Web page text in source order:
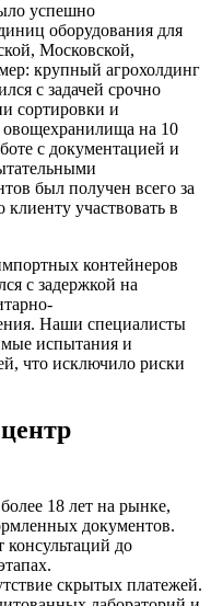
успешно
оборудования для
Московской,
крупный агрохолдинг
с задачей срочно
сортировки и
на 10
с документацией и
был получен всего за
участвовать в
контейнеров
с задержкой на
Наши специалисты
испытания и
что исключило риски
18 лет на рынке,
документов.
до
скрытых платежей.